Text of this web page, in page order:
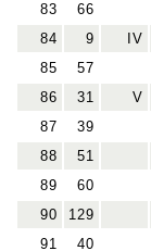
83
66
84
9 IV
85
57
86
31 V
87
39
88
51
89
60
90
129
91
40